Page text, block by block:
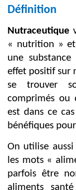
Définition
Nutraceutique
« nutrition »
une
effet positif sur
se trouver
comprimés ou
est dans ce
bénéfiques
On utilise
les mots «
parfois être
aliments